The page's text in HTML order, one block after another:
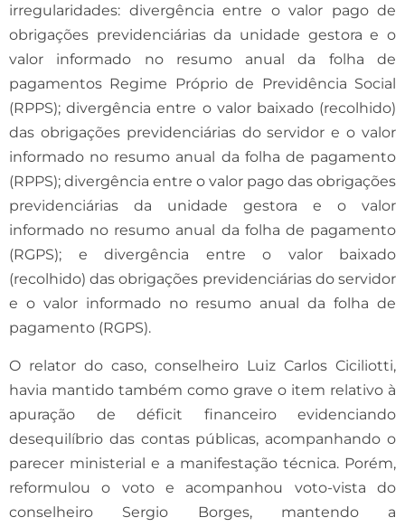
irregularidades: divergência entre o valor pago de
obrigações previdenciárias da unidade gestora e o
valor informado no resumo anual da folha de
pagamentos Regime Próprio de Previdência Social
(RPPS); divergência entre o valor baixado (recolhido)
das obrigações previdenciárias do servidor e o valor
informado no resumo anual da folha de pagamento
(RPPS); divergência entre o valor pago das obrigações
previdenciárias da unidade gestora e o valor
informado no resumo anual da folha de pagamento
(RGPS); e divergência entre o valor baixado
(recolhido) das obrigações previdenciárias do servidor
e o valor informado no resumo anual da folha de
pagamento (RGPS).
O relator do caso, conselheiro Luiz Carlos Ciciliotti,
havia mantido também como grave o item relativo à
apuração de déficit financeiro evidenciando
desequilíbrio das contas públicas, acompanhando o
parecer ministerial e a manifestação técnica. Porém,
reformulou o voto e acompanhou voto-vista do
conselheiro Sergio Borges, mantendo a